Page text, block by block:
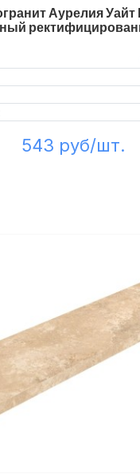
Аурелия Уайт
543 руб/шт.